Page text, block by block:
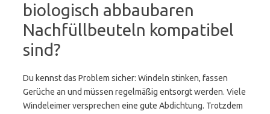
biologisch abbaubaren
Nachfüllbeuteln kompatibel
sind?
Du kennst das Problem sicher: Windeln stinken, fassen
Gerüche an und müssen regelmäßig entsorgt werden. Viele
Windeleimer versprechen eine gute Abdichtung. Trotzdem